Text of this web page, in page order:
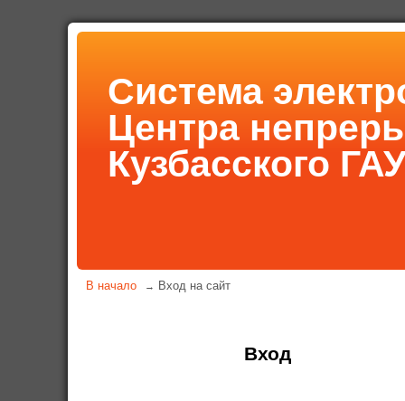
Система
Центра
Кузбасского
В начало → Вход на сайт
Вход